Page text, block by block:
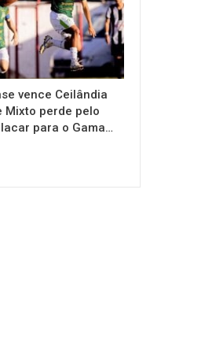
vence Ceilândia
Mixto perde pelo
para o Gama…